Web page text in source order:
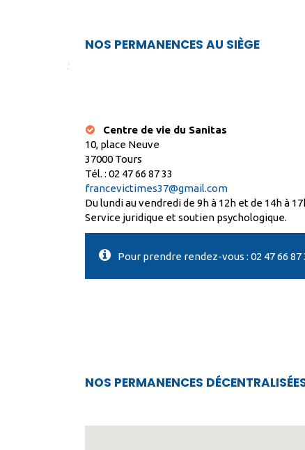
NOS PERMANENCES AU SIÈGE
Centre de vie du Sanitas
10, place Neuve
37000 Tours
Tél. : 02 47 66 87 33
francevictimes37@gmail.com
Du lundi au vendredi de 9h à 12h et de 14h à
Service juridique et soutien psychologique.
Pour prendre rendez-vous : 02 47 66 87
NOS PERMANENCES